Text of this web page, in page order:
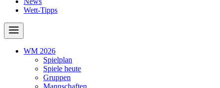
Wett-Tipps
WM 2026
Spielplan
Spiele heute
Gruppen
Mannschaften